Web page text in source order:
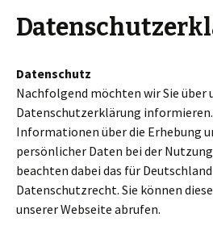
Datenschutz
Nachfolgend möchten wir Sie über
Datenschutzerklärung
Informationen über die Erhebung
persönlicher Daten bei der
beachten dabei das für
Datenschutzrecht. Sie können
unserer Webseite abrufen.